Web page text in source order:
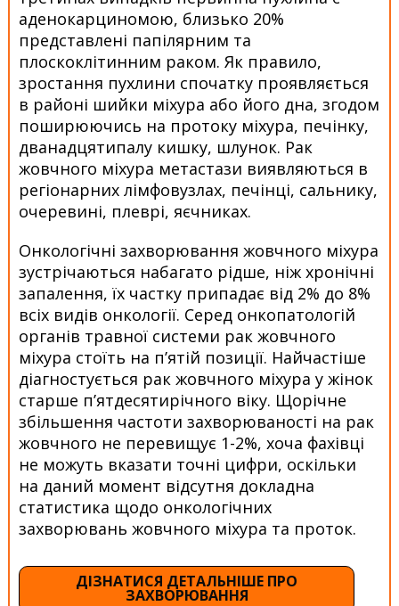
аденокарциномою, близько 20%
представлені папілярним та
плоскоклітинним раком. Як правило,
зростання пухлини спочатку проявляється
в районі шийки міхура або його дна, згодом
поширюючись на протоку міхура, печінку,
дванадцятипалу кишку, шлунок. Рак
жовчного міхура метастази виявляються в
регіонарних лімфовузлах, печінці, сальнику,
очеревині, плеврі, яєчниках.
Онкологічні захворювання жовчного міхура
зустрічаються набагато рідше, ніж хронічні
запалення, їх частку припадає від 2% до 8%
всіх видів онкології. Серед онкопатологій
органів травної системи рак жовчного
міхура стоїть на п’ятій позиції. Найчастіше
діагностується рак жовчного міхура у жінок
старше п’ятдесятирічного віку. Щорічне
збільшення частоти захворюваності на рак
жовчного не перевищує 1-2%, хоча фахівці
не можуть вказати точні цифри, оскільки
на даний момент відсутня докладна
статистика щодо онкологічних
захворювань жовчного міхура та проток.
ДІЗНАТИСЯ ДЕТАЛЬНІШЕ ПРО
ЗАХВОРЮВАННЯ